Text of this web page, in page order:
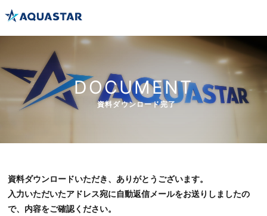
DOCUMENT
資料ダウンロード完了
資料ダウンロードいただき、ありがとうございます。
入力いただいたアドレス宛に自動返信メールをお送りしましたの
で、内容をご確認ください。